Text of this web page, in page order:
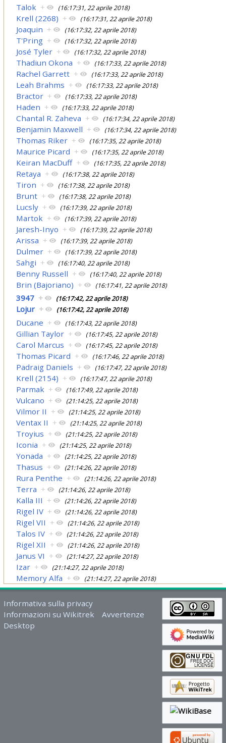
Talok + (16:17:31, 22 aprile 2018)
Krell (2268) + (16:17:31, 22 aprile 2018)
Joaquin + (16:17:32, 22 aprile 2018)
T'Pring + (16:17:32, 22 aprile 2018)
José Tyler + (16:17:32, 22 aprile 2018)
Thadiun Okona + (16:17:33, 22 aprile 2018)
Rachel Garrett + (16:17:33, 22 aprile 2018)
Leah Brahms + (16:17:33, 22 aprile 2018)
Bractor + (16:17:33, 22 aprile 2018)
Haden + (16:17:33, 22 aprile 2018)
Chantal R. Zaheva + (16:17:34, 22 aprile 2018)
Benjamin Maxwell + (16:17:34, 22 aprile 2018)
Thomas Riker + (16:17:35, 22 aprile 2018)
Maurice Picard + (16:17:35, 22 aprile 2018)
Keiran MacDuff + (16:17:35, 22 aprile 2018)
Retaya + (16:17:38, 22 aprile 2018)
Tiron + (16:17:38, 22 aprile 2018)
Brunt + (16:17:38, 22 aprile 2018)
Lucsly + (16:17:39, 22 aprile 2018)
Martok + (16:17:39, 22 aprile 2018)
Jaresh-Inyo + (16:17:39, 22 aprile 2018)
Arissa + (16:17:39, 22 aprile 2018)
Dulmer + (16:17:39, 22 aprile 2018)
Sahgi + (16:17:40, 22 aprile 2018)
Benny Russell + (16:17:40, 22 aprile 2018)
Brin (Bajoriano) + (16:17:41, 22 aprile 2018)
3947 + (16:17:42, 22 aprile 2018)
Lojur + (16:17:42, 22 aprile 2018)
Ducane + (16:17:43, 22 aprile 2018)
Gillian Taylor + (16:17:45, 22 aprile 2018)
Carol Marcus + (16:17:45, 22 aprile 2018)
Thomas Picard + (16:17:46, 22 aprile 2018)
Padraig Daniels + (16:17:47, 22 aprile 2018)
Krell (2154) + (16:17:47, 22 aprile 2018)
Parmak + (16:17:49, 22 aprile 2018)
Vulcano + (21:14:25, 22 aprile 2018)
Vilmor II + (21:14:25, 22 aprile 2018)
Ventax II + (21:14:25, 22 aprile 2018)
Troyius + (21:14:25, 22 aprile 2018)
Iconia + (21:14:25, 22 aprile 2018)
Yonada + (21:14:25, 22 aprile 2018)
Thasus + (21:14:26, 22 aprile 2018)
Rura Penthe + (21:14:26, 22 aprile 2018)
Terra + (21:14:26, 22 aprile 2018)
Kalla III + (21:14:26, 22 aprile 2018)
Rigel IV + (21:14:26, 22 aprile 2018)
Rigel VII + (21:14:26, 22 aprile 2018)
Talos IV + (21:14:26, 22 aprile 2018)
Rigel XII + (21:14:26, 22 aprile 2018)
Janus VI + (21:14:27, 22 aprile 2018)
Izar + (21:14:27, 22 aprile 2018)
Memory Alfa + (21:14:27, 22 aprile 2018)
Informativa sulla privacy
Informazioni su Wikitrek
Avvertenze
Desktop